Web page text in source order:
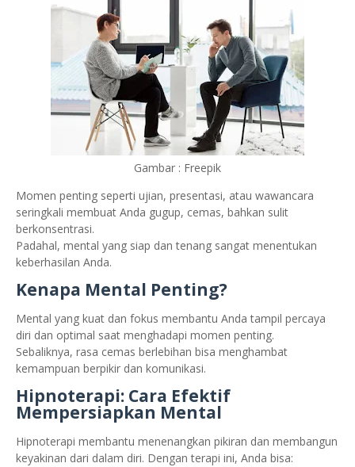
Gambar : Freepik
Momen penting seperti ujian, presentasi, atau wawancara
seringkali membuat Anda gugup, cemas, bahkan sulit
berkonsentrasi.
Padahal, mental yang siap dan tenang sangat menentukan
keberhasilan Anda.
Kenapa Mental Penting?
Mental yang kuat dan fokus membantu Anda tampil percaya
diri dan optimal saat menghadapi momen penting.
Sebaliknya, rasa cemas berlebihan bisa menghambat
kemampuan berpikir dan komunikasi.
Hipnoterapi: Cara Efektif
Mempersiapkan Mental
Hipnoterapi membantu menenangkan pikiran dan membangun
keyakinan dari dalam diri. Dengan terapi ini, Anda bisa: